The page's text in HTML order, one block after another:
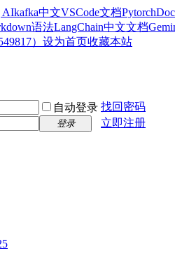
AIkafka中文VSCode文档Pytorch
语法LangChain中文文档
） 设为首页收藏本站
自动登录 找回密码
登录 立即注册